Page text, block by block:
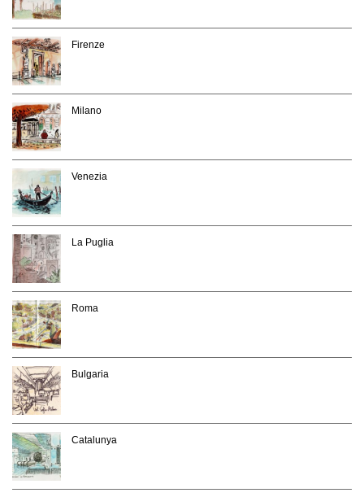
Firenze
Milano
Venezia
La Puglia
Roma
Bulgaria
Catalunya